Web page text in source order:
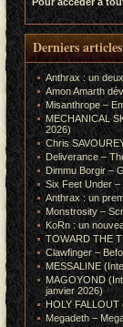
Derniers
Anthrax : un
Amon Amarth
Misanthrope –
MECHANICAL
2026)
Chris
Deliverance –
Dimmu Borgir –
Six Feet Under –
Anthrax : un
Monstrosity –
KoRn : un
TOWARD THE
Clawfinger –
MESSALINE
MAGOYOND
janvier 2026)
HOLY
Megadeth –